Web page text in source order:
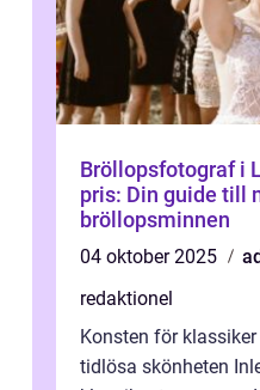
Bröllopsfotograf i
pris: Din guide till
bröllopsminnen
04 oktober 2025
redaktionel
Konsten för
tidlösa skönheten